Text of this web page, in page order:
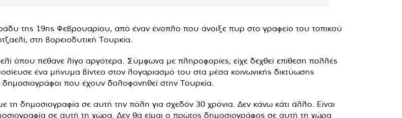
της 19ης Φεβρουαρίου, από έναν ένοπλο που άνοιξε πυρ στο γραφείο του τοπικού
στη βορειοδυτική Τουρκία.
όπου πέθανε λίγο αργότερα. Σύμφωνα με πληροφορίες, είχε δεχθεί επίθεση πολλές
ένα μήνυμα βίντεο στον λογαριασμό του στα μέσα κοινωνικής δικτύωσης
που έχουν δολοφονηθεί στην Τουρκία.
τη δημοσιογραφία σε αυτή την πόλη για σχεδόν 30 χρόνια. Δεν κάνω κάτι άλλο. Είναι
σε αυτή τη χώρα. Δεν θα είμαι ο πρώτος δημοσιογράφος σε αυτή τη χώρα